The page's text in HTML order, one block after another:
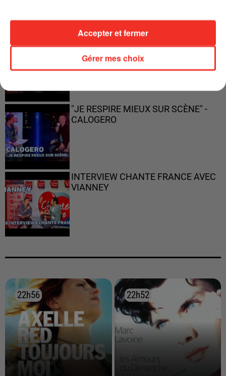
PARFAITS"
"JE RESPIRE MIEUX SUR SCÈNE" -
CALOGERO
INTERVIEW CHANTE FRANCE AVEC
VIANNEY
22h56
22h56 22h52
22h52
Gérer mes choix
Accepter et fermer